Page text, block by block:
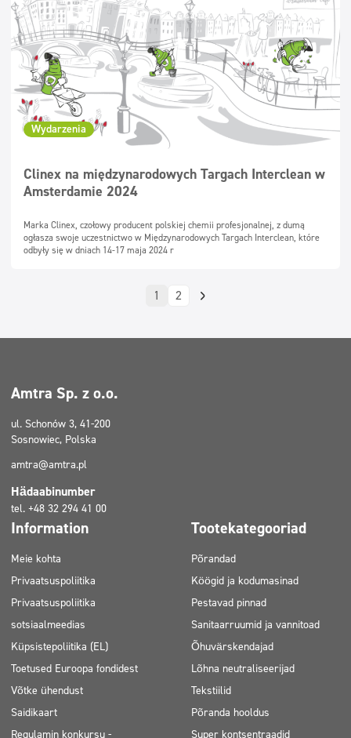
Wydarzenia
Clinex na międzynarodowych Targach Interclean w
Amsterdamie 2024
Marka Clinex, czołowy producent polskiej chemii profesjonalnej, z dumą
ogłasza swoje uczestnictwo w Międzynarodowych Targach Interclean, które
odbyły się w dniach 14-17 maja 2024 r
1 2
Amtra Sp. z o.o.
ul. Schonów 3, 41-200
Sosnowiec, Polska
amtra@amtra.pl
Hädaabinumber
tel. +48 32 294 41 00
Information
Meie kohta
Privaatsuspoliitika
Privaatsuspoliitika
sotsiaalmeedias
Küpsistepoliitika (EL)
Toetused Euroopa fondidest
Võtke ühendust
Saidikaart
Regulamin konkursu -
Tootekategooriad
Põrandad
Köögid ja kodumasinad
Pestavad pinnad
Sanitaarruumid ja vannitoad
Õhuvärskendajad
Lõhna neutraliseerijad
Tekstiilid
Põranda hooldus
Super kontsentraadid